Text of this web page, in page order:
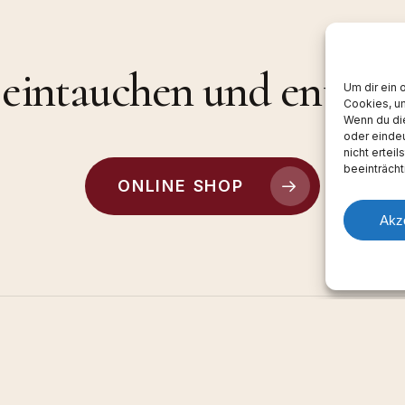
Um dir ein
Cookies,
Wenn du
oder
nicht
und
ONLINE SHOP